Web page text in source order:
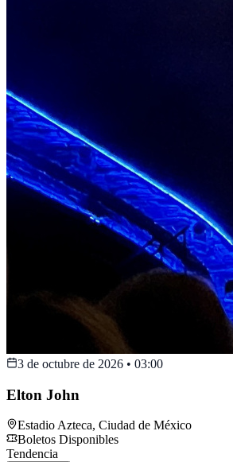
3 de octubre de 2026 • 03:00
Elton John
Estadio Azteca, Ciudad de México
Boletos Disponibles
Tendencia